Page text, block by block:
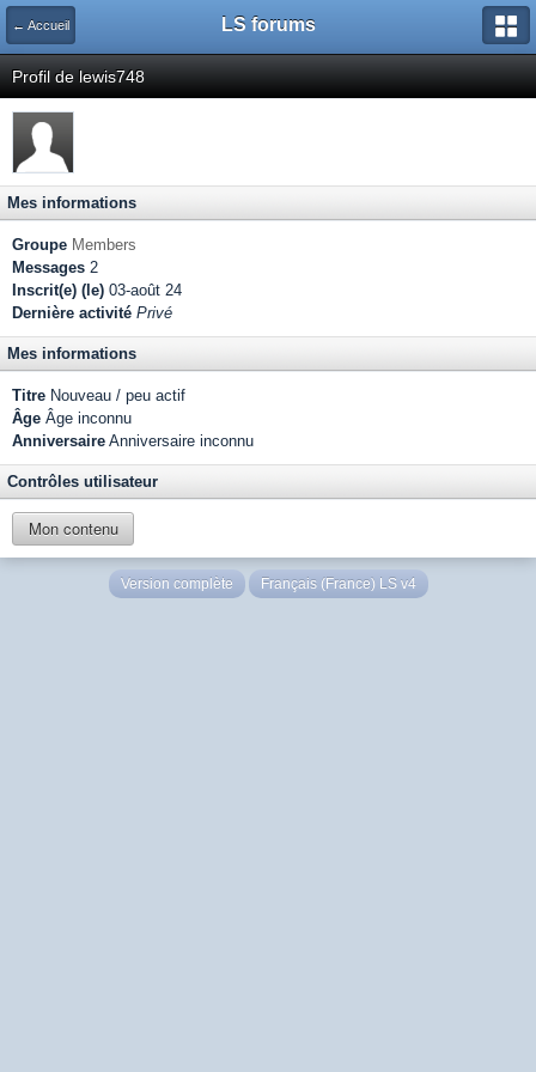
← Accueil LS forums
Profil de lewis748
Mes informations
Groupe Members
Messages 2
Inscrit(e) (le) 03-août 24
Dernière activité Privé
Mes informations
Titre Nouveau / peu actif
Âge Âge inconnu
Anniversaire Anniversaire inconnu
Contrôles utilisateur
Mon contenu
Version complète Français (France) LS v4